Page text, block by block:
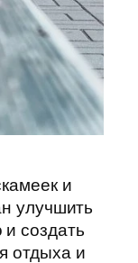
и
улучшить
создать
отдыха и